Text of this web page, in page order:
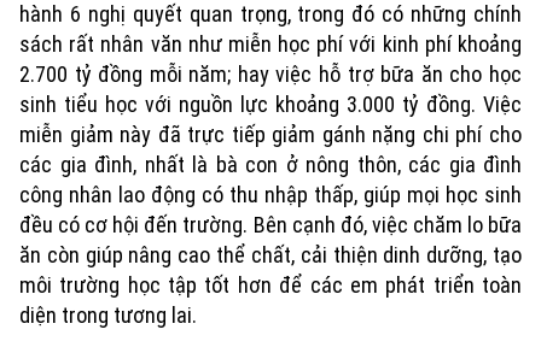
Xã hội
An ninh trật tự
Công nghệ
Người Hà Nội
Khoảnh khắc Hà Nội
Ẩm thực
Tin tức
Quân sự
Hồ sơ
Người Việt 4 phương
Kinh tế
Tin tức
Cafe sáng
Tài chính Ngân hàng
Doanh nghiệp
Nhà đất
Tin tức
Đầu tư
Căn hộ
Tàu và Xe
Ô tô
Tàu
Giáo dục
Tin tức
Văn hóa
hành 6 nghị quyết quan trọng, trong đó có những chính
sách rất nhân văn như miễn học phí với kinh phí khoảng
2.700 tỷ đồng mỗi năm; hay việc hỗ trợ bữa ăn cho học
sinh tiểu học với nguồn lực khoảng 3.000 tỷ đồng. Việc
miễn giảm này đã trực tiếp giảm gánh nặng chi phí cho
các gia đình, nhất là bà con ở nông thôn, các gia đình
công nhân lao động có thu nhập thấp, giúp mọi học sinh
đều có cơ hội đến trường. Bên cạnh đó, việc chăm lo bữa
ăn còn giúp nâng cao thể chất, cải thiện dinh dưỡng, tạo
môi trường học tập tốt hơn để các em phát triển toàn
diện trong tương lai.